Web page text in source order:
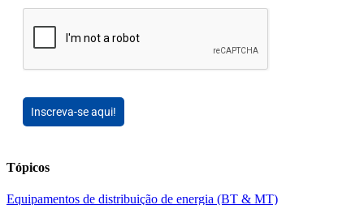
Inscreva-se aqui!
Tópicos
Equipamentos de distribuição de energia (BT & MT)